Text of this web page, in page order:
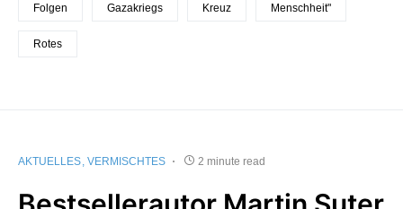
Folgen Gazakriegs Kreuz Menschheit"
Rotes
AKTUELLES VERMISCHTES 2 minute read